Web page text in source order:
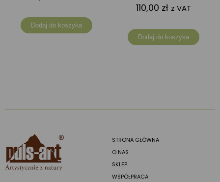
Dodaj do koszyka
110,00 zł z VAT
Dodaj do koszyka
STRONA GŁÓWNA
O NAS
SKLEP
WSPÓŁPRACA